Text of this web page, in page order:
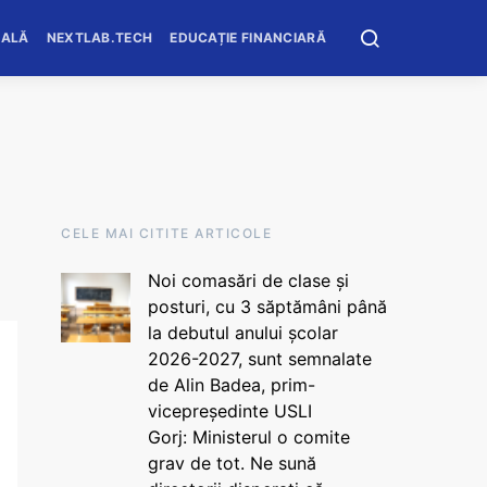
NEXTLAB.TECH EDUCAȚIE FINANCIARĂ
CELE MAI CITITE ARTICOLE
Noi comasări de clase și
posturi, cu 3 săptămâni până
la debutul anului școlar
2026-2027, sunt semnalate
de Alin Badea, prim-
vicepreședinte USLI
Gorj: Ministerul o comite
grav de tot. Ne sună